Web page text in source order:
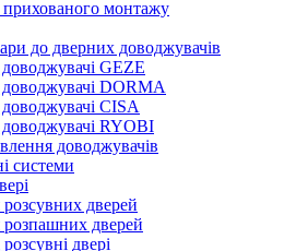
прихованого монтажу
до дверних доводжувачів
GEZE
доводжувачі DORMA
CISA
доводжувачі RYOBI
доводжувачів
системи
дверей
дверей
двері